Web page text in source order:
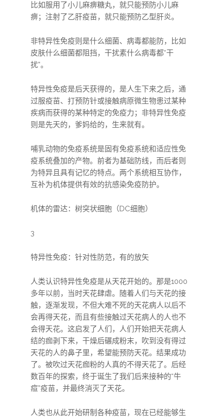
比如服用了小儿麻痹糖丸，就只能预防小儿麻
痹；注射了乙肝疫苗，就只能预防乙型肝炎。
非特异性免疫则是什么细菌、病毒都能防，比如
皮肤什么细菌都阻挡，干扰素什么病毒都“干
扰”。
特异性免疫是后天获得的，是人生下来之后，通
过服疫苗、打预防针或接触病原微生物患过某种
疾病而获得的某种特定的免疫力；非特异性免疫
则是先天的，爹妈给的，生来就有。
哺乳动物的免疫系统是固有免疫系统和适应性免
疫系统叠加的产物。前者为基础防线，而后者则
为特异且具有记忆的特点。两个系统相互协作，
互补为机体提供有效的抗感染免疫防护。
机体的雷达：树突状细胞（DC细胞）
3
特异性免疫：针对性防范，有的放矢
人类认识特异性免疫是从天花开始的。那是1000
多年以前，当时天花肆虐。随着人们与天花的接
触，逐渐发现，不但大难不死的天花病人以后不
会再得天花，而且有些接触过天花病人的人也不
会得天花。这启发了人们，人们开始把天花病人
结的痂剥下来，干燥后碾成粉末，吹到没有得过
天花的人的鼻子里，希望能预防天花。结果成功
了。被吹过天花痂粉的人真的不得天花了。后经
数百年的探索，终于诞生了我们后来接种的“牛
痘”疫苗，并最终消灭了天花。
人类也从此开始研制各种疫苗，现在已经能够生